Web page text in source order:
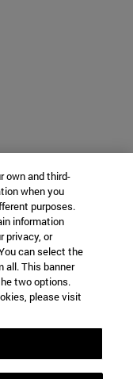
own and third-
when you
purposes.
information
privacy, or
can select the
all. This banner
two options.
please visit